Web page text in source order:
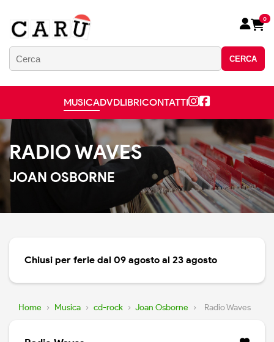
CERCA
0
MUSICADVDLIBRICONTATTI
RADIO WAVES
JOAN OSBORNE
Chiusi per ferie dal 09 agosto al 23 agosto
Home › Musica › cd-rock › Joan Osborne › Radio Waves